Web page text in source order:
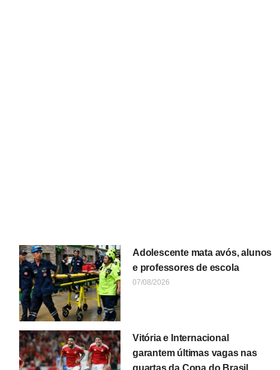
Adolescente mata avós, alunos
e professores de escola
07/08/2026
Vitória e Internacional
garantem últimas vagas nas
quartas da Copa do Brasil